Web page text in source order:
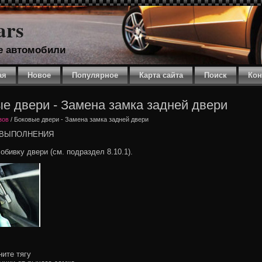
автомобили
Новое Популярное Карта сайта Поиск
двери - Замена замка задней двери
/ Боковые двери - Замена замка задней двери
двери (см. подраздел 8.10.1).
тягу